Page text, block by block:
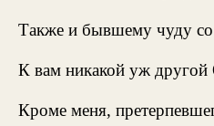
Также и бывшему чуду
К вам никакой уж другой
Кроме меня,